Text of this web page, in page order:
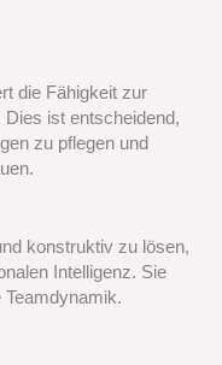
die Fähigkeit zur
ist entscheidend,
zu pflegen und
konstruktiv zu lösen,
Intelligenz. Sie